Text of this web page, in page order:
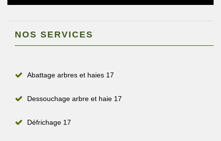
NOS SERVICES
Abattage arbres et haies 17
Dessouchage arbre et haie 17
Défrichage 17